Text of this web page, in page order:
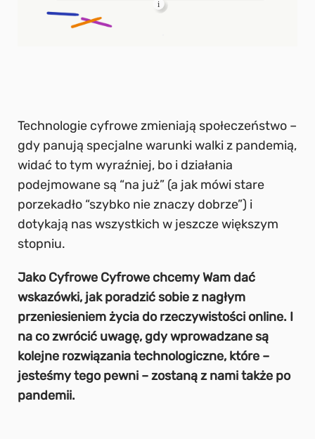
Technologie cyfrowe zmieniają społeczeństwo –
gdy panują specjalne warunki walki z pandemią,
widać to tym wyraźniej, bo i działania
podejmowane są “na już” (a jak mówi stare
porzekadło “szybko nie znaczy dobrze”) i
dotykają nas wszystkich w jeszcze większym
stopniu.
Jako Cyfrowe Cyfrowe chcemy Wam dać
wskazówki, jak poradzić sobie z nagłym
przeniesieniem życia do rzeczywistości online. I
na co zwrócić uwagę, gdy wprowadzane są
kolejne rozwiązania technologiczne, które –
jesteśmy tego pewni – zostaną z nami także po
pandemii.